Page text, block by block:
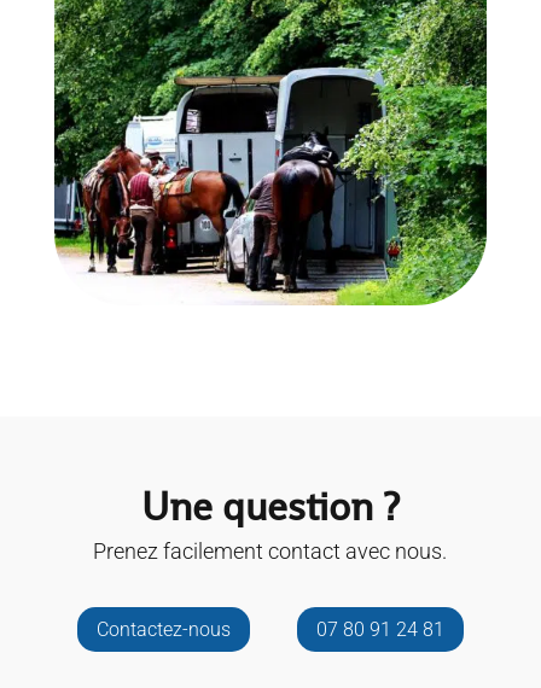
Une question ?
Prenez facilement contact avec nous.
Contactez-nous 07 80 91 24 81